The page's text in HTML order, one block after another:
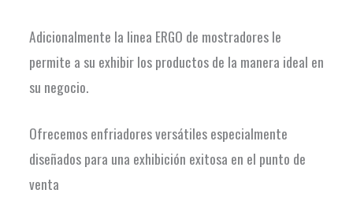
Adicionalmente la linea ERGO de mostradores le
permite a su exhibir los productos de la manera ideal en
su negocio.
Ofrecemos enfriadores versátiles especialmente
diseñados para una exhibición exitosa en el punto de
venta